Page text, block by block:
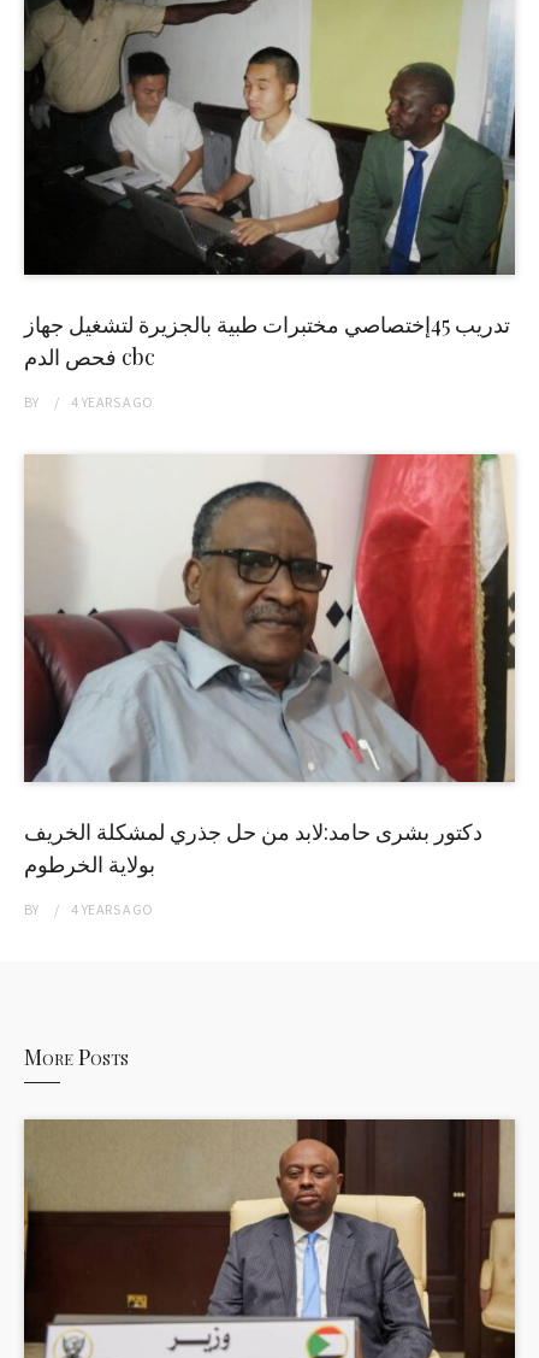
تدريب 45إختصاصي مختبرات طبية بالجزيرة لتشغيل جهاز
فحص الدم cbc
BY 4 YEARSAGO
دكتور بشرى حامد:لابد من حل جذري لمشكلة الخريف
بولاية الخرطوم
BY 4 YEARSAGO
More Posts